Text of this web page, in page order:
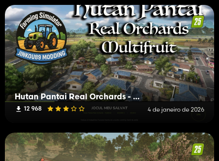
Hutan Pantai Real Orchards - Multifruit
12 968 4 de janeiro de 2026